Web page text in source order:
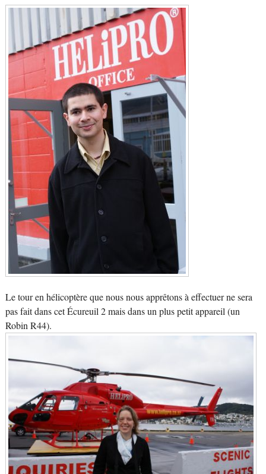
Le tour en hélicoptère que nous nous apprêtons à effectuer ne sera
pas fait dans cet Écureuil 2 mais dans un plus petit appareil (un
Robin R44).